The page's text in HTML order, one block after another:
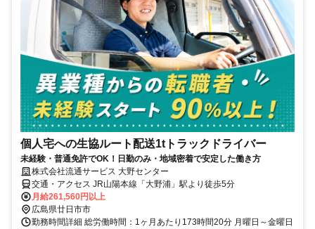
個人宅への生協ルート配送1tトラックドライバー
未経験・普通免許でOK！日勤のみ・地域密着で安定した働き方
株式会社流通サービス 大野センター
交通・アクセス JR山陽本線「大野浦」駅より徒歩5分
月給261,560円以上
広島県廿日市市
勤務時間詳細 総労働時間：1ヶ月あたり173時間20分 月曜日～金曜日